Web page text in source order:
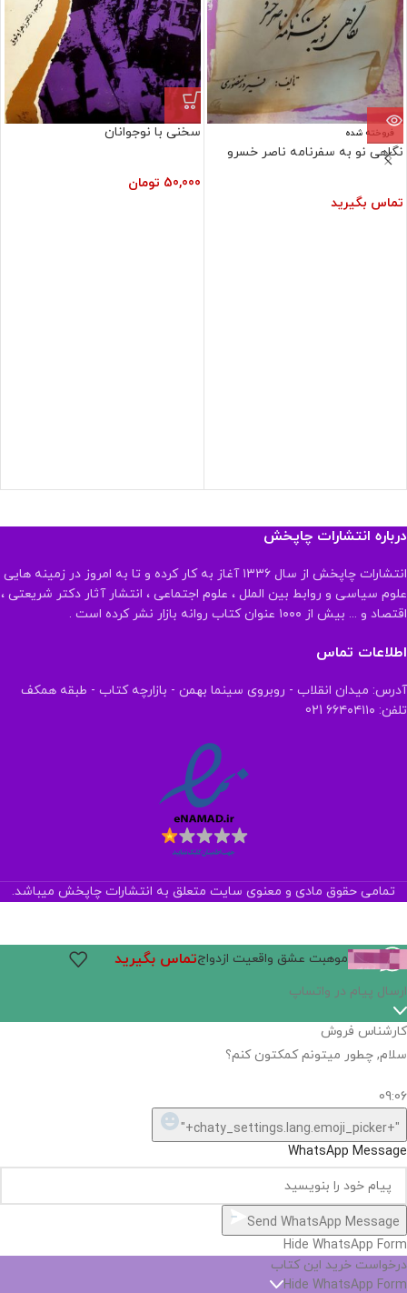
فروخته شده
نگاهی نو به سفرنامه ناصر خسرو
تماس بگیرید
سخنی با نوجوانان
50,000 تومان
درباره انتشارات چاپخش
انتشارات چاپخش از سال ۱۳۳۶ آغاز به کار کرده و تا به امروز در زمینه هایی
علوم سیاسی و روابط بین الملل ، علوم اجتماعی ، انتشار آثار دکتر شریعتی ،
اقتصاد و ... بیش از ۱۰۰۰ عنوان کتاب روانه بازار نشر کرده است .
اطلاعات تماس
آدرس: میدان انقلاب - روبروی سینما بهمن - بازارچه کتاب - طبقه همکف
تلفن: ۶۶۴۰۴۱۱۰ 021
تمامی حقوق مادی و معنوی سایت متعلق به انتشارات چاپخش میباشد.
موهبت عشق واقعیت ازدواجتماس بگیرید
ارسال پیام در واتساپ
کارشناس فروش
سلام, چطور میتونم کمکتون کنم؟
09:06
"+chaty_settings.lang.emoji_picker+"
WhatsApp Message
Send WhatsApp Message
Hide WhatsApp Form
درخواست خرید این کتاب
Hide WhatsApp Form